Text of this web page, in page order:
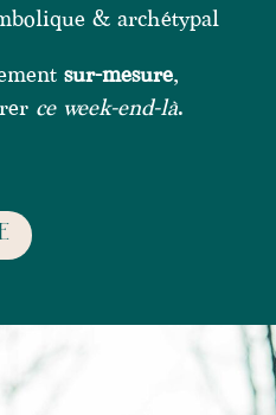
& archétypal
sur-mesure,
ce week-end-là.